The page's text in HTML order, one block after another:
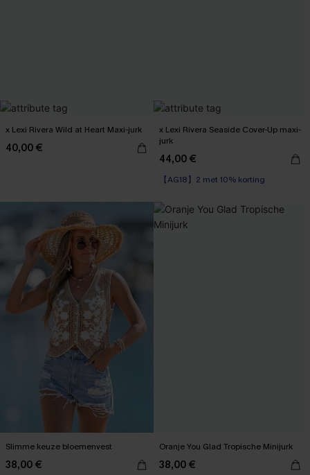
x Lexi Rivera Wild at Heart Maxi-jurk
40,00 €
x Lexi Rivera Seaside Cover-Up maxi-
jurk
44,00 €
【AG18】2 met 10% korting
Slimme keuze bloemenvest
38,00 €
Oranje You Glad Tropische Minijurk
38,00 €